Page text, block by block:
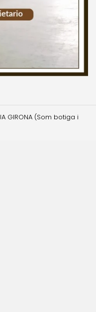
GIRONA (Som botiga i